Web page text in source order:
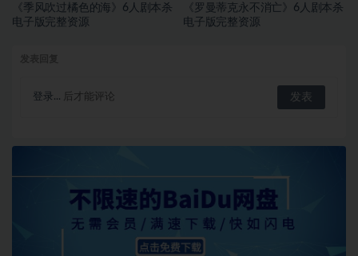
《季风吹过橘色的海》6人剧本杀
电子版完整资源
《罗曼蒂克永不消亡》6人剧本杀
电子版完整资源
登录... 后才能评论